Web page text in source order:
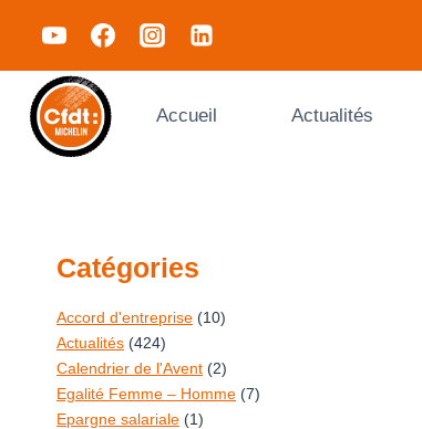
Accueil Actualités
Catégories
Accord d'entreprise (10)
Actualités (424)
Calendrier de l'Avent (2)
Egalité Femme – Homme (7)
Epargne salariale (1)